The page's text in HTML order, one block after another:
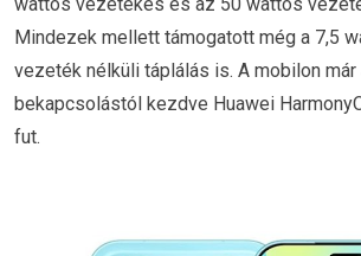
Mindezek mellett támogatott még a 7,5
vezeték nélküli táplálás is. A mobilon
bekapcsolástól kezdve Huawei
fut.